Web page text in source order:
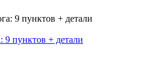
9 пунктов + детали